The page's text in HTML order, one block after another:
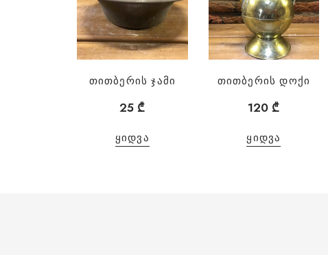
თითბერის ჯამი
25 ₾
ᲧᲘᲓᲕᲐ
თითბერის დოქი
120 ₾
ᲧᲘᲓᲕᲐ